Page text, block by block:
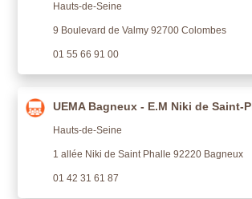
Hauts-de-Seine
9 Boulevard de Valmy 92700 Colombes
01 55 66 91 00
UEMA Bagneux - E.M Niki de Saint-
Hauts-de-Seine
1 allée Niki de Saint Phalle 92220 Bagneux
01 42 31 61 87